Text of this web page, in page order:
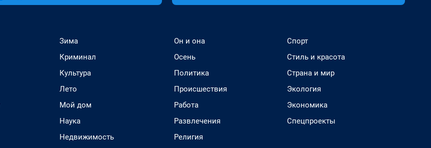
Зима
Криминал
Культура
Лето
Мой дом
Наука
Недвижимость
Он и она
Осень
Политика
Происшествия
Работа
Развлечения
Религия
Спорт
Стиль и красота
Страна и мир
Экология
Экономика
Спецпроекты